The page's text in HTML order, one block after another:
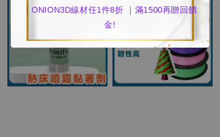
｜ONION3D線材任1件8折 ｜滿1500再贈回饋
金!